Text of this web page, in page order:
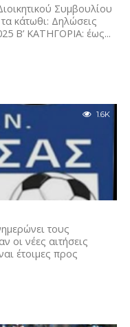
Συμβουλίου
κάτωθι: Δηλώσεις
Β’ ΚΑΤΗΓΟΡΙΑ: έως...
1.6K
τους
οι νέες αιτήσεις
έτοιμες προς